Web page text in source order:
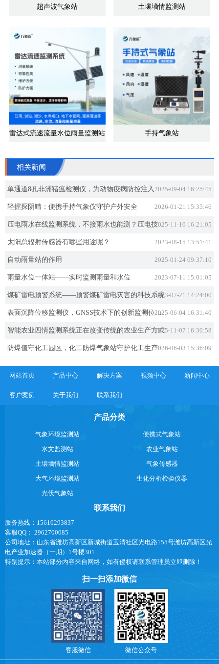
超声波气象站 土壤墒情监测站
雷达式流速流量水位雨量监测站 手持气象站
相关新闻
单通道8孔非洲猪瘟检测仪，为动物疫病防控注入新力量！
2025-09-04 16:25:45
轻握探阴晴：便携手持气象仪守护户外安全 2026-01-21 15:35:46
压电雨水在线监测系统，不接雨水也能测？压电技术如何听出下雨了？
2025-11-10 16:21:05
太阳总辐射传感器有哪些用途呢？ 2023-08-15 13:51:41
自动雨量站的作用 2025-01-24 09:37:10
雨量水位一体站——实时监测雨量和水位 2023-07-11 15:01:05
煤矿雷电预警系统——预警煤矿雷电灾害的科技系统2023-07-21 14:24:00
表面沉降位移监测仪，GNSS技术下的创新监测位移工具
2025-06-04 16:31:40
智能农业四情监测系统正在改变传统的农业生产方式2025-11-07 16:30:58
防爆值守化工园区，化工防爆气象站守护化工生产零风险
2026-06-03 15:36:09
网站首页 产品中心 解决方案 视频中心 新闻中心
客户案例 关于我们 联系我们
产品分类
气象环境监测站
便携式气象站
水文监测站
农业气象站
土壤墒情监测站
气象传感器
大气环境监测站
生化分析检验仪器
光伏气象站
联系我们
服务热线：15610293837
客服QQ： 2962700085
公司地址：山东省潍坊高新区新城街道玉清社区光电路155号潍坊高新区光
电产业加速器（一期）1号楼301
特别提示：本站部分内容来自网络，如有侵权请联系管理员立即删除！
扫一扫添加微信
客服微信 微信公众号